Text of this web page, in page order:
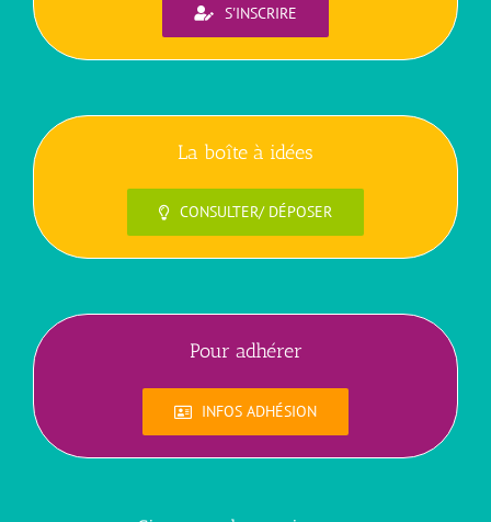
S'INSCRIRE
La boîte à idées
CONSULTER/ DÉPOSER
Pour adhérer
INFOS ADHÉSION